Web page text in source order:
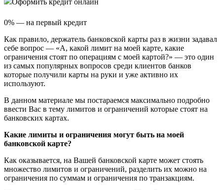
Оформить кредит онлайн
0% — на первый кредит
Как правило, держатель банковской карты раз в жизни задавал
себе вопрос — «А, какой лимит на моей карте, какие
ограничения стоят по операциям с моей картой?» — это один
из самых популярных вопросов среди клиентов банков
которые получили карты на руки и уже активно их
используют.
В данном материале мы постараемся максимально подробно
ввести Вас в тему лимитов и ограничений которые стоят на
банковских картах.
Какие лимиты и ограничения могут быть на моей
банковской карте?
Как оказывается, на Вашей банковской карте может стоять
множество лимитов и ограничений, разделить их можно на
ограничения по суммам и ограничения по транзакциям.